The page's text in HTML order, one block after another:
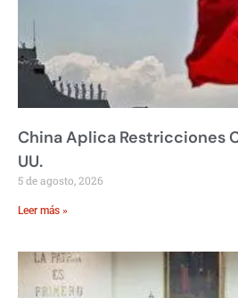
China Aplica Restricciones
UU.
5 de agosto, 2026
Leer más »